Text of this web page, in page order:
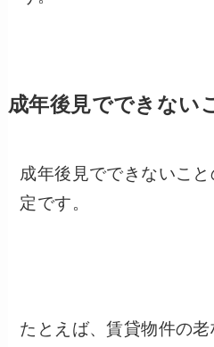
成年後見でできない
成年後見でできないこ
定です。
たとえば、賃貸物件の